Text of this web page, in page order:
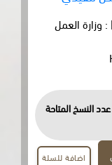
المتاحة
للسلة